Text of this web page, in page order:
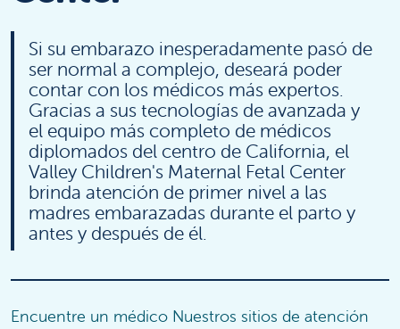
Si su embarazo inesperadamente pasó de
ser normal a complejo, deseará poder
contar con los médicos más expertos.
Gracias a sus tecnologías de avanzada y
el equipo más completo de médicos
diplomados del centro de California, el
Valley Children's Maternal Fetal Center
brinda atención de primer nivel a las
madres embarazadas durante el parto y
antes y después de él.
Encuentre un médico Nuestros sitios de atención